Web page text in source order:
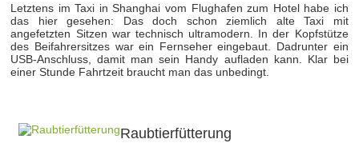
Letztens im Taxi in Shanghai vom Flughafen zum Hotel habe ich
das hier gesehen: Das doch schon ziemlich alte Taxi mit
angefetzten Sitzen war technisch ultramodern. In der Kopfstütze
des Beifahrersitzes war ein Fernseher eingebaut. Dadrunter ein
USB-Anschluss, damit man sein Handy aufladen kann. Klar bei
einer Stunde Fahrtzeit braucht man das unbedingt.
Raubtierfütterung